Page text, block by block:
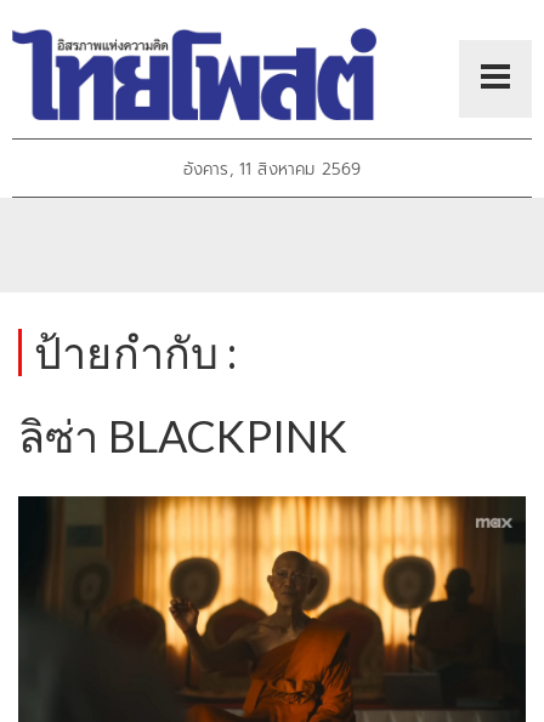
อังคาร, 11 สิงหาคม 2569
ป้ายกำกับ :
ลิซ่า BLACKPINK